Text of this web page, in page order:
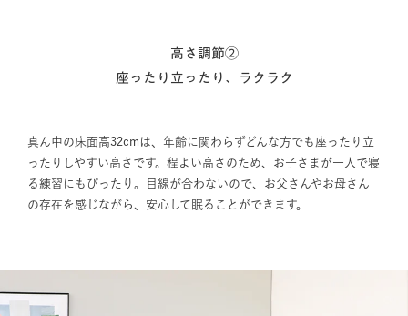
高さ調節②
座ったり立ったり、ラクラク
真ん中の床面高32cmは、年齢に関わらずどんな方でも座ったり立
ったりしやすい高さです。程よい高さのため、お子さまが一人で寝
る練習にもぴったり。目線が合わないので、お父さんやお母さん
の存在を感じながら、安心して眠ることができます。